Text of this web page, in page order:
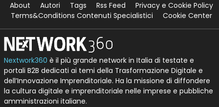
About Autori Tags Rss Feed
Privacy e Cookie Policy
Terms&Conditions Contenuti Specialistici
Cookie Center
Nextwork360 è il più grande network in Italia di testate e
portali B2B dedicati ai temi della Trasformazione Digitale e
dell’Innovazione Imprenditoriale. Ha la missione di diffondere
la cultura digitale e imprenditoriale nelle imprese e pubbliche
amministrazioni italiane.